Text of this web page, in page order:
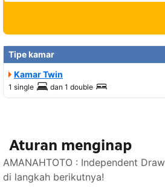
Tipe kamar
Kamar Twin
1 single dan 1 double
Aturan menginap
AMANAHTOTO : Independent
di langkah berikutnya!